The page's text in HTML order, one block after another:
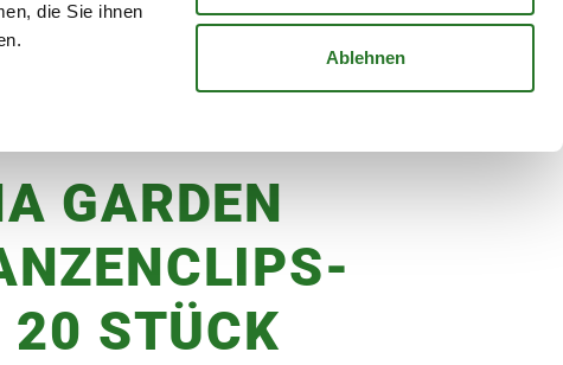
die Sie ihnen
Ablehnen
Karriere
GARDEN
STÜCK